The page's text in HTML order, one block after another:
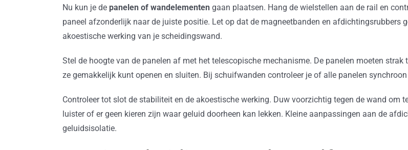
Nu kun je de panelen of wandelementen gaan plaatsen. Hang de wielstellen aan de rail en
paneel afzonderlijk naar de juiste positie. Let op dat de magneetbanden en afdichtingsrubbers
akoestische werking van je scheidingswand.
Stel de hoogte van de panelen af met het telescopische mechanisme. De panelen moeten
ze gemakkelijk kunt openen en sluiten. Bij schuifwanden controleer je of alle panelen
Controleer tot slot de stabiliteit en de akoestische werking. Duw voorzichtig tegen de wand om
luister of er geen kieren zijn waar geluid doorheen kan lekken. Kleine aanpassingen aan de
geluidsisolatie.